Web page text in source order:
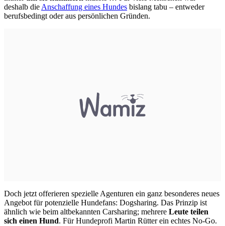
deshalb die Anschaffung eines Hundes bislang tabu – entweder
berufsbedingt oder aus persönlichen Gründen.
Doch jetzt offerieren spezielle Agenturen ein ganz besonderes neues
Angebot für potenzielle Hundefans: Dogsharing. Das Prinzip ist
ähnlich wie beim altbekannten Carsharing; mehrere Leute teilen
sich einen Hund. Für Hundeprofi Martin Rütter ein echtes No-Go.